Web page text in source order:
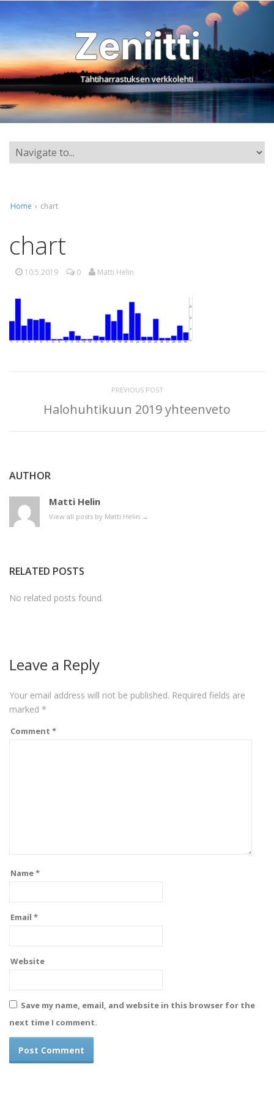
Zeniitti
Tähtiharrastuksen verkkolehti
Home › chart
chart
10.5.2019 0 Matti Helin
PREVIOUS POST
Halohuhtikuun 2019 yhteenveto
AUTHOR
Matti Helin
View all posts by Matti Helin →
RELATED POSTS
No related posts found.
Leave a Reply
Your email address will not be published. Required fields are
marked *
Comment *
Name*
Email *
Website
Save my name, email, and website in this browser for the
next time I comment.